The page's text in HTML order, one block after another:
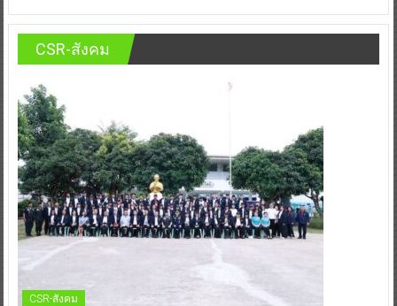
CSR-สังคม
CSR-สังคม